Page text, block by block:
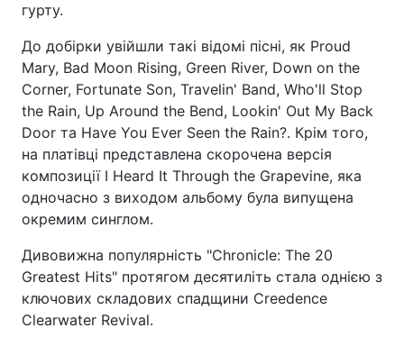
гурту.
До добірки увійшли такі відомі пісні, як Proud
Mary, Bad Moon Rising, Green River, Down on the
Corner, Fortunate Son, Travelin' Band, Who'll Stop
the Rain, Up Around the Bend, Lookin' Out My Back
Door та Have You Ever Seen the Rain?. Крім того,
на платівці представлена скорочена версія
композиції I Heard It Through the Grapevine, яка
одночасно з виходом альбому була випущена
окремим синглом.
Дивовижна популярність "Chronicle: The 20
Greatest Hits" протягом десятиліть стала однією з
ключових складових спадщини Creedence
Clearwater Revival.